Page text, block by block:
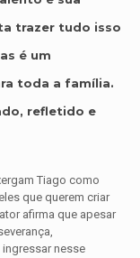
trazer tudo isso
é um
toda a família.
refletido e
Tiago como
que querem criar
afirma que apesar
nesse